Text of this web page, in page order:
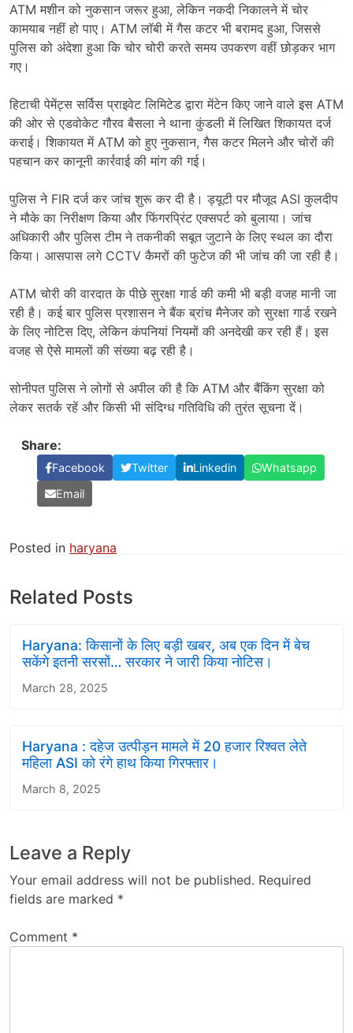
ATM मशीन को नुकसान जरूर हुआ, लेकिन नकदी निकालने में चोर
कामयाब नहीं हो पाए। ATM लॉबी में गैस कटर भी बरामद हुआ, जिससे
पुलिस को अंदेशा हुआ कि चोर चोरी करते समय उपकरण वहीं छोड़कर भाग
गए।
हिटाची पेमेंट्स सर्विस प्राइवेट लिमिटेड द्वारा मेंटेन किए जाने वाले इस ATM
की ओर से एडवोकेट गौरव बैसला ने थाना कुंडली में लिखित शिकायत दर्ज
कराई। शिकायत में ATM को हुए नुकसान, गैस कटर मिलने और चोरों की
पहचान कर कानूनी कार्रवाई की मांग की गई।
पुलिस ने FIR दर्ज कर जांच शुरू कर दी है। ड्यूटी पर मौजूद ASI कुलदीप
ने मौके का निरीक्षण किया और फिंगरप्रिंट एक्सपर्ट को बुलाया। जांच
अधिकारी और पुलिस टीम ने तकनीकी सबूत जुटाने के लिए स्थल का दौरा
किया। आसपास लगे CCTV कैमरों की फुटेज की भी जांच की जा रही है।
ATM चोरी की वारदात के पीछे सुरक्षा गार्ड की कमी भी बड़ी वजह मानी जा
रही है। कई बार पुलिस प्रशासन ने बैंक ब्रांच मैनेजर को सुरक्षा गार्ड रखने
के लिए नोटिस दिए, लेकिन कंपनियां नियमों की अनदेखी कर रही हैं। इस
वजह से ऐसे मामलों की संख्या बढ़ रही है।
सोनीपत पुलिस ने लोगों से अपील की है कि ATM और बैंकिंग सुरक्षा को
लेकर सतर्क रहें और किसी भी संदिग्ध गतिविधि की तुरंत सूचना दें।
Share:
Facebook Twitter Linkedin
Whatsapp
Email
Posted in haryana
Related Posts
Haryana: किसानों के लिए बड़ी खबर, अब एक दिन में बेच
सकेंगे इतनी सरसों… सरकार ने जारी किया नोटिस।
March 28, 2025
Haryana : दहेज उत्पीड़न मामले में 20 हजार रिश्वत लेते
महिला ASI को रंगे हाथ किया गिरफ्तार।
March 8, 2025
Leave a Reply
Your email address will not be published. Required
fields are marked *
Comment *